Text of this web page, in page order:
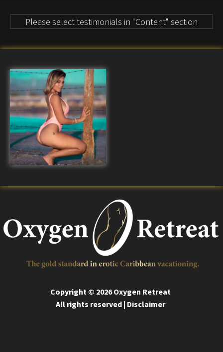
Please select testimonials in "Content" section
Copyright © 2026 Oxygen Retreat
All rights reserved | Disclaimer